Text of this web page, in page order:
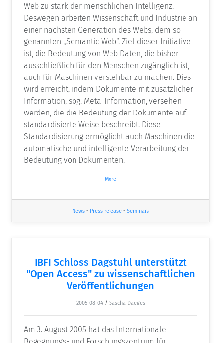
Web zu stark der menschlichen Intelligenz.
Deswegen arbeiten Wissenschaft und Industrie an
einer nächsten Generation des Webs, dem so
genannten „Semantic Web“. Ziel dieser Initiative
ist, die Bedeutung von Web Daten, die bisher
ausschließlich für den Menschen zugänglich ist,
auch für Maschinen verstehbar zu machen. Dies
wird erreicht, indem Dokumente mit zusätzlicher
Information, sog. Meta-Information, versehen
werden, die die Bedeutung der Dokumente auf
standardisierte Weise beschreibt. Diese
Standardisierung ermöglicht auch Maschinen die
automatische und intelligente Verarbeitung der
Bedeutung von Dokumenten.
More
News • Press release • Seminars
IBFI Schloss Dagstuhl unterstützt
"Open Access" zu wissenschaftlichen
Veröffentlichungen
2005-08-04 / Sascha Daeges
Am 3. August 2005 hat das Internationale